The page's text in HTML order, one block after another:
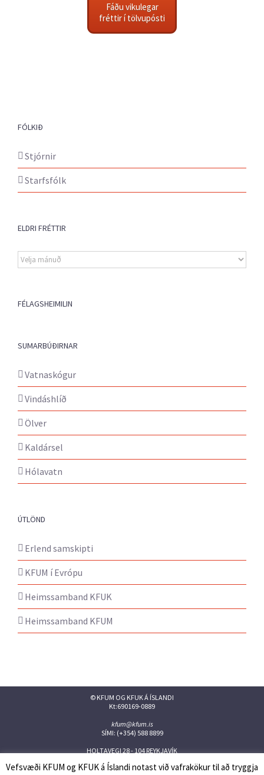
Fáðu vikulegar
fréttir í tölvupósti
FÓLKIÐ
Stjórnir
Starfsfólk
ELDRI FRÉTTIR
Eldri
fréttir
FÉLAGSHEIMILIN
SUMARBÚÐIRNAR
Vatnaskógur
Vindáshlíð
Ölver
Kaldársel
Hólavatn
ÚTLÖND
Erlend samskipti
KFUM í Evrópu
Heimssamband KFUK
Heimssamband KFUM
© KFUM OG KFUK Á ÍSLANDI
Kt:690169-0889
kfum@kfum.is
SÍMI: (+354) 588 8899
HOLTAVEGI 28 - 104 REYKJAVÍK
Vefsvæði KFUM og KFUK á Íslandi notast við vafrakökur til að tryggja